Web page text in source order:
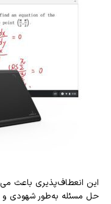
این انعطاف‌پذیری باعث
حل مسئله به‌طور شهودی و